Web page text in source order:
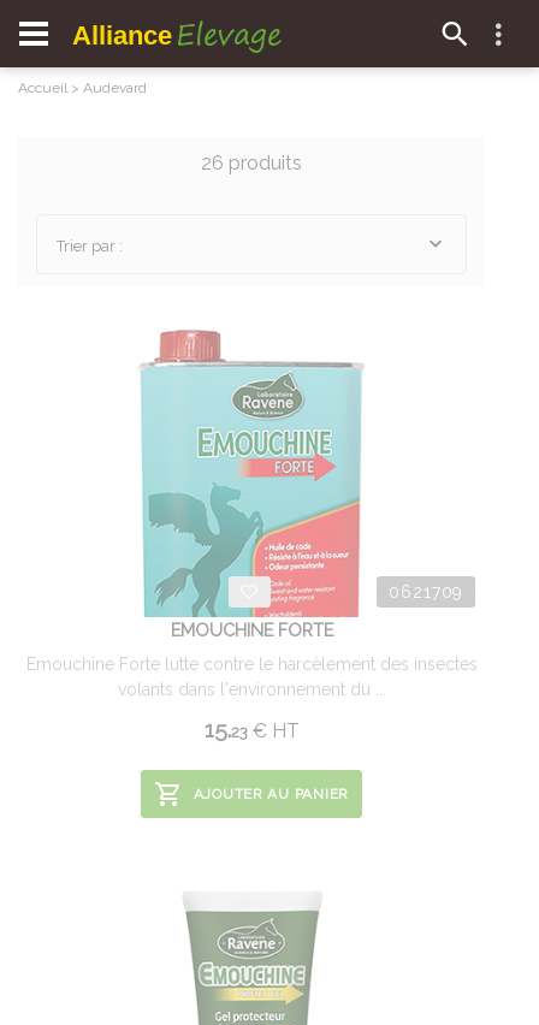
Alliance Elevage
Accueil > Audevard
26 produits
Trier par :
0621709
EMOUCHINE FORTE
Emouchine Forte lutte contre le harcèlement des insectes
volants dans l'environnement du ...
15.23 €HT
AJOUTER AU PANIER